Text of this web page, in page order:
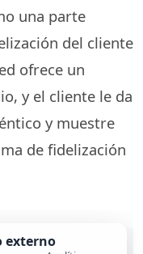
una parte
del cliente
ofrece un
y el cliente le da
y muestre
de fidelización
externo